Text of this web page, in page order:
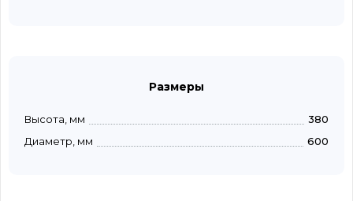
Размеры
Высота, мм
380
Диаметр, мм
600